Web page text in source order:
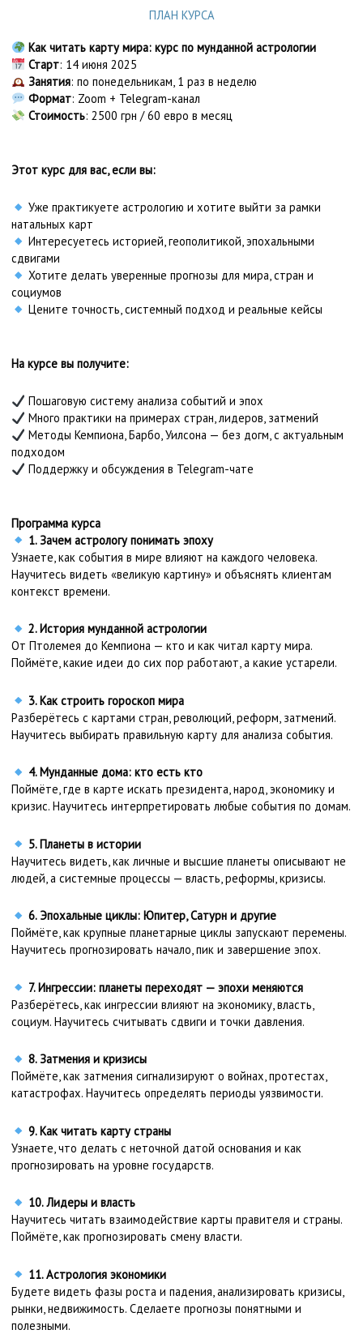
ПЛАН КУРСА
Как читать карту мира: курс по мунданной астрологии
Старт: 14 июня 2025
Занятия: по понедельникам, 1 раз в неделю
Формат: Zoom + Telegram-канал
Стоимость: 2500 грн / 60 евро в месяц
Этот курс для вас, если вы:
Уже практикуете астрологию и хотите выйти за рамки
натальных карт
Интересуетесь историей, геополитикой, эпохальными
сдвигами
Хотите делать уверенные прогнозы для мира, стран и
социумов
Цените точность, системный подход и реальные кейсы
На курсе вы получите:
Пошаговую систему анализа событий и эпох
Много практики на примерах стран, лидеров, затмений
Методы Кемпиона, Барбо, Уилсона — без догм, с актуальным
подходом
Поддержку и обсуждения в Telegram-чате
Программа курса
1. Зачем астрологу понимать эпоху
Узнаете, как события в мире влияют на каждого человека.
Научитесь видеть «великую картину» и объяснять клиентам
контекст времени.
2. История мунданной астрологии
От Птолемея до Кемпиона — кто и как читал карту мира.
Поймёте, какие идеи до сих пор работают, а какие устарели.
3. Как строить гороскоп мира
Разберётесь с картами стран, революций, реформ, затмений.
Научитесь выбирать правильную карту для анализа события.
4. Мунданные дома: кто есть кто
Поймёте, где в карте искать президента, народ, экономику и
кризис. Научитесь интерпретировать любые события по домам.
5. Планеты в истории
Научитесь видеть, как личные и высшие планеты описывают не
людей, а системные процессы — власть, реформы, кризисы.
6. Эпохальные циклы: Юпитер, Сатурн и другие
Поймёте, как крупные планетарные циклы запускают перемены.
Научитесь прогнозировать начало, пик и завершение эпох.
7. Ингрессии: планеты переходят — эпохи меняются
Разберётесь, как ингрессии влияют на экономику, власть,
социум. Научитесь считывать сдвиги и точки давления.
8. Затмения и кризисы
Поймёте, как затмения сигнализируют о войнах, протестах,
катастрофах. Научитесь определять периоды уязвимости.
9. Как читать карту страны
Узнаете, что делать с неточной датой основания и как
прогнозировать на уровне государств.
10. Лидеры и власть
Научитесь читать взаимодействие карты правителя и страны.
Поймёте, как прогнозировать смену власти.
11. Астрология экономики
Будете видеть фазы роста и падения, анализировать кризисы,
рынки, недвижимость. Сделаете прогнозы понятными и
полезными.